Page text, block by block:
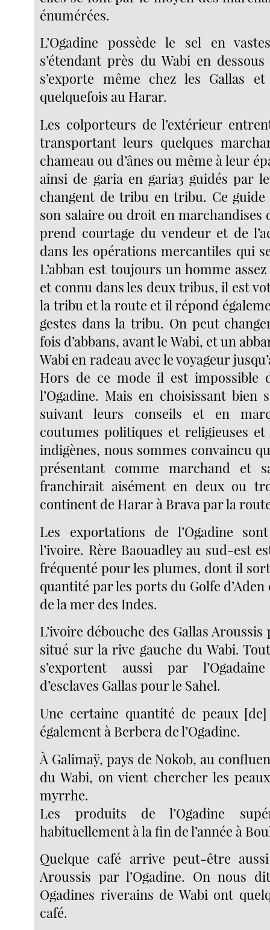
énumérées.
L’Ogadine possède le sel en
s’étendant près du Wabi en dessous
s’exporte même chez les Gallas
quelquefois au Harar.
Les colporteurs de l’extérieur
transportant leurs quelques
chameau ou d’ânes ou même à leur
ainsi de garia en garia3 guidés par
changent de tribu en tribu. Ce
son salaire ou droit en
prend courtage du vendeur et de
dans les opérations mercantiles qui
L’abban est toujours un homme
et connu dans les deux tribus, il est
la tribu et la route et il répond
gestes dans la tribu. On peut
fois d’abbans, avant le Wabi, et un
Wabi en radeau avec le voyageur
Hors de ce mode il est impossible
l’Ogadine. Mais en choisissant bien
suivant leurs conseils et en
coutumes politiques et religieuses
indigènes, nous sommes convaincu
présentant comme marchand et
franchirait aisément en deux ou
continent de Harar à Brava par la
Les exportations de l’Ogadine
l’ivoire. Rère Baouadley au sud-est
fréquenté pour les plumes, dont il
quantité par les ports du Golfe
de la mer des Indes.
L’ivoire débouche des Gallas
situé sur la rive gauche du Wabi.
s’exportent aussi par
d’esclaves Gallas pour le Sahel.
Une certaine quantité de peaux
également à Berbera de l’Ogadine.
À Galimaÿ, pays de Nokob, au
du Wabi, on vient chercher les
myrrhe.
Les produits de l’Ogadine
habituellement à la fin de l’année à
Quelque café arrive peut-être
Aroussis par l’Ogadine. On nous
Ogadines riverains de Wabi ont
café.